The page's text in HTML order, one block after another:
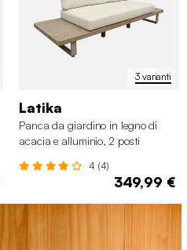
3 varianti
Latika
Panca da giardino in legno di
acacia e alluminio, 2 posti
4 (4)
349,99 €